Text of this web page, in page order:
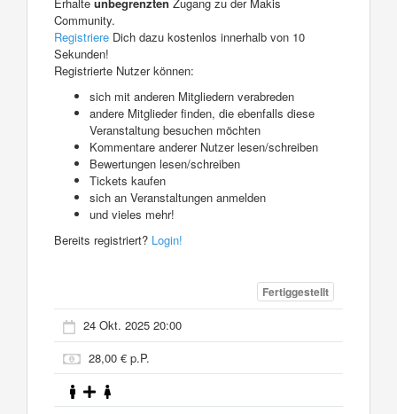
Community.
Registriere Dich dazu kostenlos innerhalb von 10
Sekunden!
Registrierte Nutzer können:
sich mit anderen Mitgliedern verabreden
andere Mitglieder finden, die ebenfalls diese
Veranstaltung besuchen möchten
Kommentare anderer Nutzer lesen/schreiben
Bewertungen lesen/schreiben
Tickets kaufen
sich an Veranstaltungen anmelden
und vieles mehr!
Bereits registriert? Login!
Fertiggestellt
24 Okt. 2025 20:00
28,00 € p.P.